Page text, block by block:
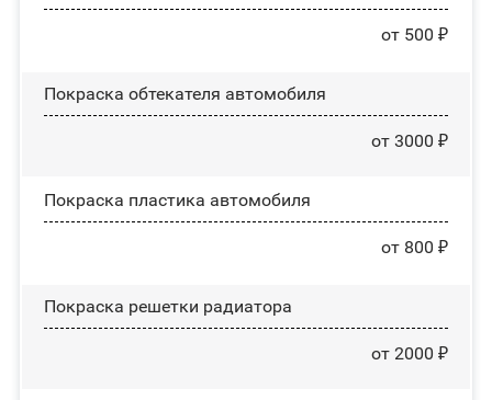
от 500 ₽
Покраска обтекателя автомобиля
от 3000 ₽
Покраска пластика автомобиля
от 800 ₽
Покраска решетки радиатора
от 2000 ₽